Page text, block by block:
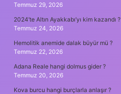
Temmuz 29, 2026
2024’te Altın Ayakkabı’yı kim kazandı ?
Temmuz 24, 2026
Hemolitik anemide dalak büyür mü ?
Temmuz 22, 2026
Adana Reale hangi dolmus gider ?
Temmuz 20, 2026
Kova burcu hangi burçlarla anlaşır ?